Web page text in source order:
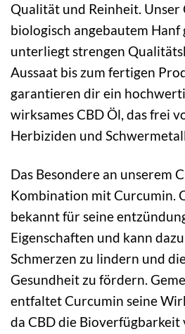
Qualität und Reinheit. Unser
biologisch angebautem Hanf
unterliegt strengen
Aussaat bis zum fertigen
garantieren dir ein
wirksames CBD Öl, das frei
Herbiziden und
Das Besondere an unserem
Kombination mit Curcumin.
bekannt für seine
Eigenschaften und kann
Schmerzen zu lindern und
Gesundheit zu fördern.
entfaltet Curcumin seine
da CBD die Bioverfügbarkeit